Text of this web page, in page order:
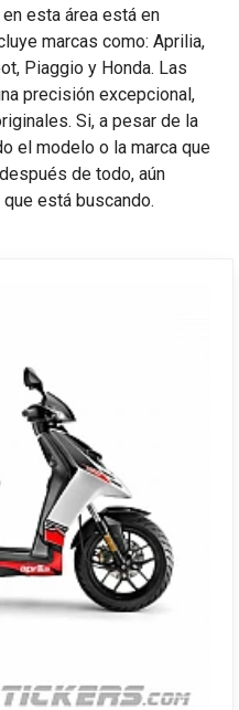
esta área está en
marcas como: Aprilia,
Piaggio y Honda. Las
precisión excepcional,
Si, a pesar de la
el modelo o la marca que
de todo, aún
está buscando.